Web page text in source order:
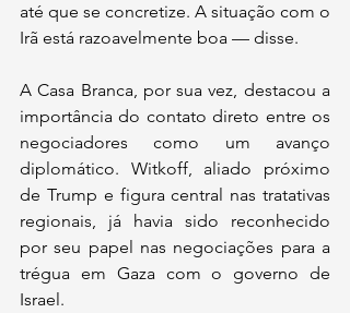
até que se concretize. A situação com o
Irã está razoavelmente boa — disse.
A Casa Branca, por sua vez, destacou a
importância do contato direto entre os
negociadores como um avanço
diplomático. Witkoff, aliado próximo
de Trump e figura central nas tratativas
regionais, já havia sido reconhecido
por seu papel nas negociações para a
trégua em Gaza com o governo de
Israel.